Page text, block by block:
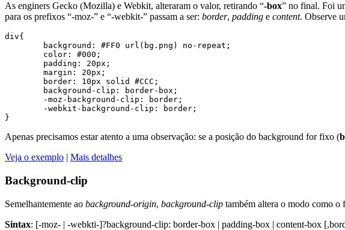
As enginers Gecko (Mozilla) e Webkit, alteraram o valor, retirando “-box” no final. Foi
para os prefixos “-moz-” e “-webkit-” passam a ser: border, padding e content. Observe
div{
Apenas precisamos estar atento a uma observação: se a posição do background for fixo (
Veja o exemplo | Mais detalhes
Background-clip
Semelhantemente ao background-origin, background-clip também altera o modo como o
Sintax: [-moz- | -webkti-]?background-clip: border-box | padding-box | content-box